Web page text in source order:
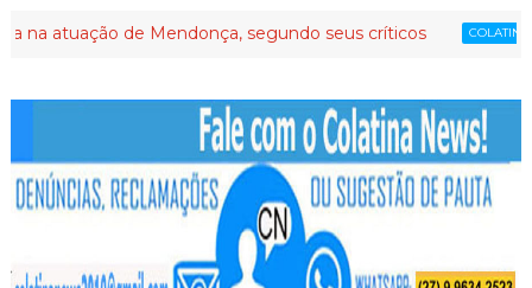
de Mendonça, segundo seus críticos COLATINA Até que